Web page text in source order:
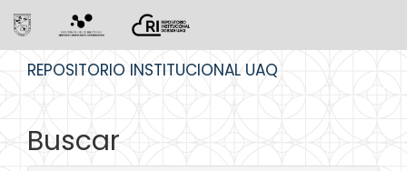
REPOSITORIO INSTITUCIONAL UAQ
Buscar